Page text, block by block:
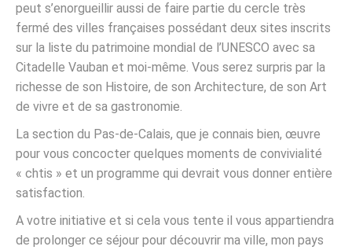
peut s’enorgueillir aussi de faire partie du cercle très
fermé des villes françaises possédant deux sites inscrits
sur la liste du patrimoine mondial de l’UNESCO avec sa
Citadelle Vauban et moi-même. Vous serez surpris par la
richesse de son Histoire, de son Architecture, de son Art
de vivre et de sa gastronomie.
La section du Pas-de-Calais, que je connais bien, œuvre
pour vous concocter quelques moments de convivialité
« chtis » et un programme qui devrait vous donner entière
satisfaction.
A votre initiative et si cela vous tente il vous appartiendra
de prolonger ce séjour pour découvrir ma ville, mon pays